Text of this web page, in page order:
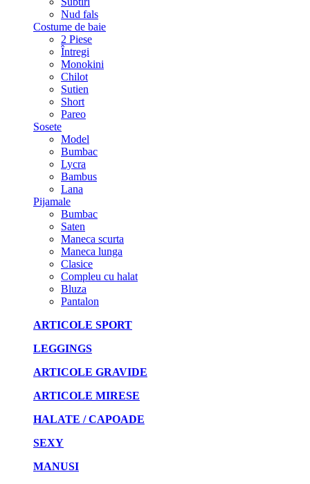
Nud fals
Costume de baie
2 Piese
Întregi
Monokini
Chilot
Sutien
Short
Pareo
Sosete
Model
Bumbac
Lycra
Bambus
Lana
Pijamale
Bumbac
Saten
Maneca scurta
Maneca lunga
Clasice
Compleu cu halat
Bluza
Pantalon
ARTICOLE SPORT
LEGGINGS
ARTICOLE GRAVIDE
ARTICOLE MIRESE
HALATE / CAPOADE
SEXY
MANUSI